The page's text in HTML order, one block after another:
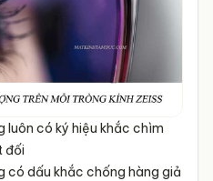
luôn có ký hiệu khắc chìm
đối
có dấu khắc chống hàng giả